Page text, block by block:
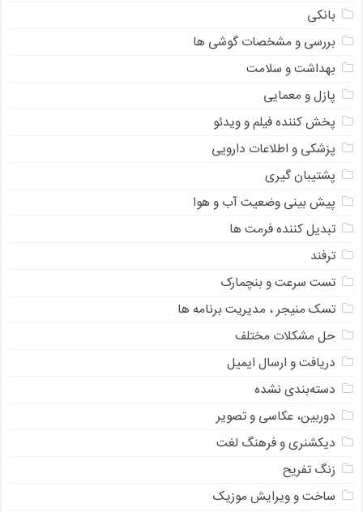
بانکی
بررسی و مشخصات گوشی ها
بهداشت و سلامت
پازل و معمایی
پخش کننده فیلم و ویدئو
پزشکی و اطلاعات دارویی
پشتیبان گیری
پیش بینی وضعیت آب و هوا
تبدیل کننده فرمت ها
ترفند
تست سرعت و بنچمارک
تسک منیجر ، مدیریت برنامه ها
حل مشکلات مختلف
دریافت و ارسال ایمیل
دسته‌بندی نشده
دوربین، عکاسی و تصویر
دیکشنری و فرهنگ لغت
زنگ تفریح
ساخت و ویرایش موزیک